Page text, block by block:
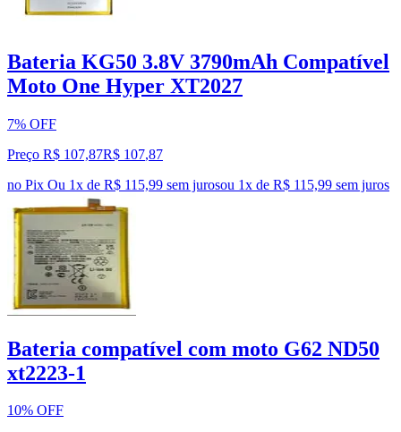
Bateria KG50 3.8V 3790mAh Compatível
Moto One Hyper XT2027
7% OFF
Preço R$ 107,87R$ 107,87
no Pix Ou 1x de R$ 115,99 sem jurosou 1x de R$ 115,99 sem juros
Bateria compatível com moto G62 ND50
xt2223-1
10% OFF